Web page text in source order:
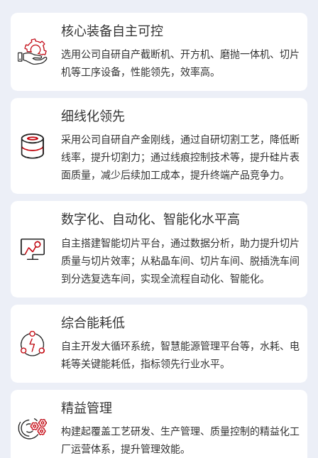
核心装备自主可控
选用公司自研自产截断机、开方机、磨抛一体机、切片
机等工序设备，性能领先，效率高。
细线化领先
采用公司自研自产金刚线，通过自研切割工艺，降低断
线率，提升切割力；通过线痕控制技术等，提升硅片表
面质量，减少后续加工成本，提升终端产品竞争力。
数字化、自动化、智能化水平高
自主搭建智能切片平台，通过数据分析，助力提升切片
质量与切片效率；从粘晶车间、切片车间、脱插洗车间
到分选复选车间，实现全流程自动化、智能化。
综合能耗低
自主开发大循环系统，智慧能源管理平台等，水耗、电
耗等关键能耗低，指标领先行业水平。
精益管理
构建起覆盖工艺研发、生产管理、质量控制的精益化工
厂运营体系，提升管理效能。